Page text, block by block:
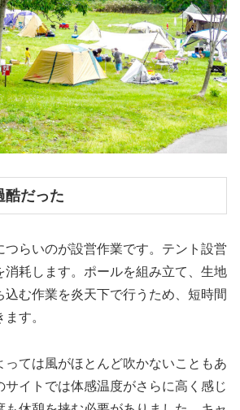
酷だった
つらいのが設営作業です。テント設営
消耗します。ポールを組み立て、生地
込む作業を炎天下で行うため、短時間
す。
っては風がほとんど吹かないこともあ
サイトでは体感温度がさらに高く感じ